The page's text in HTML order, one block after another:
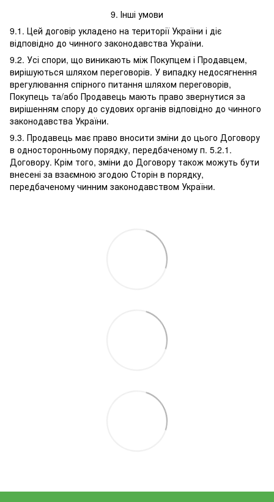
9. Інші умови
9.1. Цей договір укладено на території України і діє
відповідно до чинного законодавства України.
9.2. Усі спори, що виникають між Покупцем і Продавцем,
вирішуються шляхом переговорів. У випадку недосягнення
врегулювання спірного питання шляхом переговорів,
Покупець та/або Продавець мають право звернутися за
вирішенням спору до судових органів відповідно до чинного
законодавства України.
9.3. Продавець має право вносити зміни до цього Договору
в односторонньому порядку, передбаченому п. 5.2.1.
Договору. Крім того, зміни до Договору також можуть бути
внесені за взаємною згодою Сторін в порядку,
передбаченому чинним законодавством України.